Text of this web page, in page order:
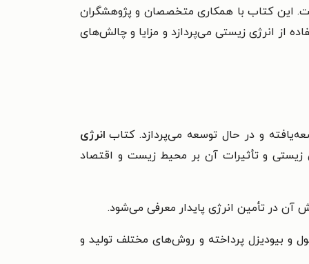
این کتاب با همکاری متخصصان و پژوهشگران
از انرژی زیستی می‌پردازد و مزایا و چالش‌های
و در حال توسعه می‌پردازد.کتاب انرژی
و تأثیرات آن بر محیط زیست و اقتصاد
در تأمین انرژی پایدار معرفی می‌شود.
و بیودیزل پرداخته و روش‌های مختلف تولید و